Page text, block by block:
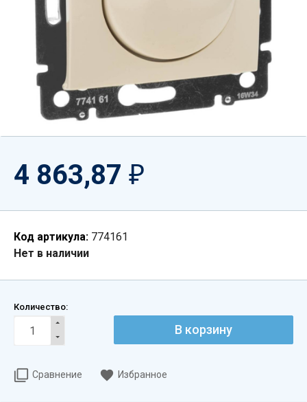
4 863,87 ₽
Код артикула: 774161
Нет в наличии
Количество:
Сравнение Избранное